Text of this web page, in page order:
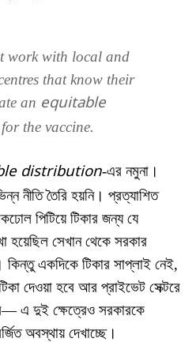
work with local and
that know their
an equitable
for the vaccine.
distribution-এর নমুনা।
নীতি তৈরি হয়নি। প্রত্যাশিত
পিটিয়ে টিকার জন্য যে
হয়েছিল সেখান থেকে সরকার
কিন্তু একদিকে টিকার সাপ্লাই নেই,
দেওয়া হবে আর প্রাইভেট সেক্টরে
এ দুই ক্ষেত্রেও সরকারকে
অবস্থায় দেখাচ্ছে।